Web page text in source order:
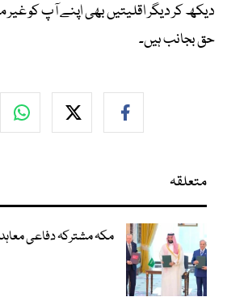
دیکھ کر دیگر اقلیتیں بھی اپنے آپ کو
حق بجانب ہیں۔
متعلقہ
مکہ مشترکہ دفاعی